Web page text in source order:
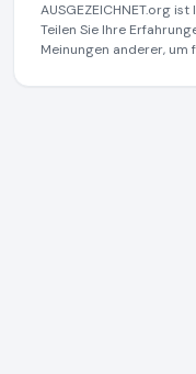
AUSGEZEICHNET.org
Teilen Sie Ihre
Meinungen anderer,